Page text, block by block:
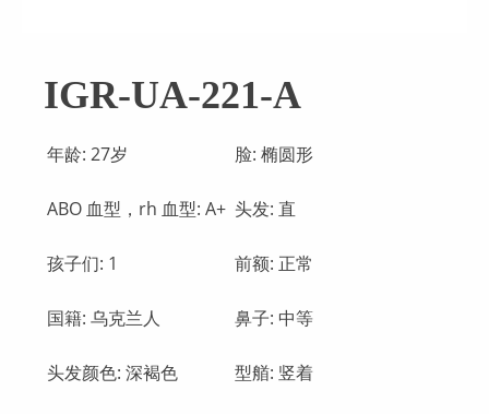
IGR-UA-221-A
年龄: 27岁 脸: 椭圆形
ABO 血型，rh 血型: А+ 头发: 直
孩子们: 1 前额: 正常
国籍: 乌克兰人 鼻子: 中等
头发颜色: 深褐色 型艏: 竖着